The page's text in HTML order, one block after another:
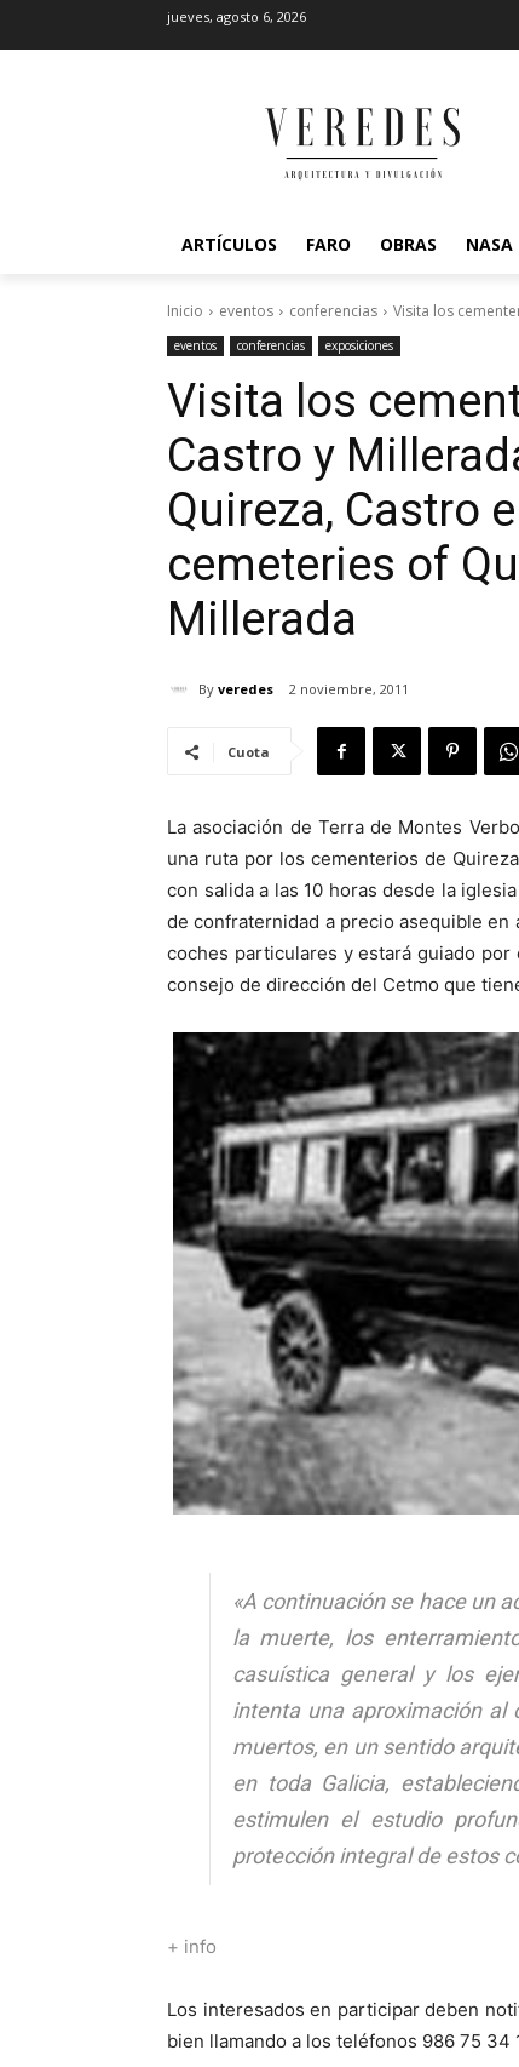
jueves, agosto 6, 2026
ARTÍCULOS FARO OBRAS NASA
Inicio eventos conferencias Visita los
eventos conferencias exposiciones
Visita los
Castro y
Quireza, Castro
cemeteries of
Millerada
By veredes 2 noviembre, 2011
Cuota
La asociación de Terra de Montes
una ruta por los cementerios de
con salida a las 10 horas desde la
de confraternidad a precio asequible
coches particulares y estará guiado
consejo de dirección del Cetmo que
«A continuación se hace un
la muerte, los
casuística general y los
intenta una aproximación al
muertos, en un sentido
en toda Galicia,
estimulen el estudio
protección integral de estos
+ info
Los interesados en participar deben
bien llamando a los teléfonos 986 75